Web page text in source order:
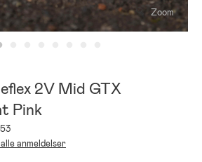
Zoom
2V Mid GTX
Pink
anmeldelser